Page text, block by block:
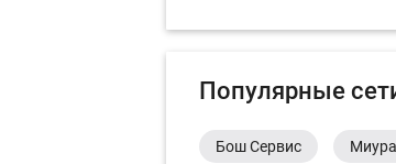
Популярные
Бош Сервис Миура